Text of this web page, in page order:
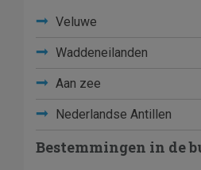
Veluwe
Waddeneilanden
Aan zee
Nederlandse Antillen
Bestemmingen in de